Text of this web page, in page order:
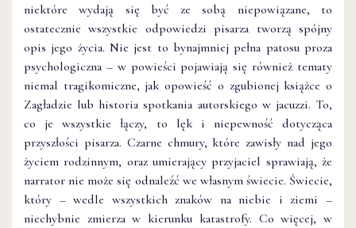
niektóre wydają się być ze sobą niepowiązane, to
ostatecznie wszystkie odpowiedzi pisarza tworzą spójny
opis jego życia. Nie jest to bynajmniej pełna patosu proza
psychologiczna – w powieści pojawiają się również tematy
niemal tragikomiczne, jak opowieść o zgubionej książce o
Zagładzie lub historia spotkania autorskiego w jacuzzi. To,
co je wszystkie łączy, to lęk i niepewność dotycząca
przyszłości pisarza. Czarne chmury, które zawisły nad jego
życiem rodzinnym, oraz umierający przyjaciel sprawiają, że
narrator nie może się odnaleźć we własnym świecie. Świecie,
który – wedle wszystkich znaków na niebie i ziemi –
niechybnie zmierza w kierunku katastrofy. Co więcej, w